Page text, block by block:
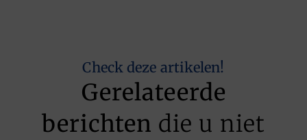
Check deze artikelen!
Gerelateerde
berichten die u niet